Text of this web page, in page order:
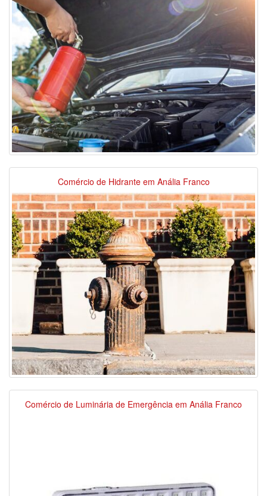
Comércio de Hidrante em Anália Franco
Comércio de Luminária de Emergência em Anália Franco